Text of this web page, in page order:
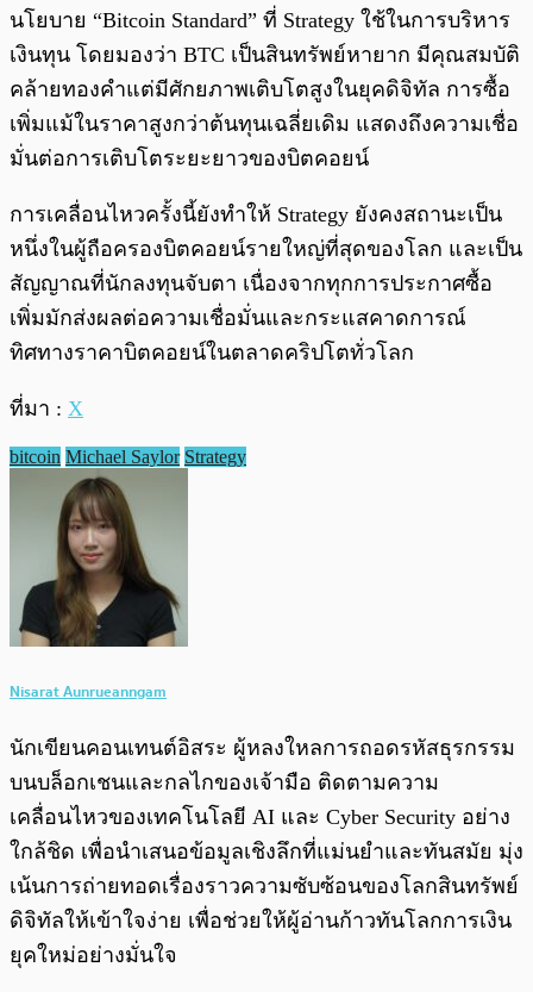
นโยบาย “Bitcoin Standard” ที่ Strategy ใช้ในการบริหาร
เงินทุน โดยมองว่า BTC เป็นสินทรัพย์หายาก มีคุณสมบัติ
คล้ายทองคำแต่มีศักยภาพเติบโตสูงในยุคดิจิทัล การซื้อ
เพิ่มแม้ในราคาสูงกว่าต้นทุนเฉลี่ยเดิม แสดงถึงความเชื่อ
มั่นต่อการเติบโตระยะยาวของบิตคอยน์
การเคลื่อนไหวครั้งนี้ยังทำให้ Strategy ยังคงสถานะเป็น
หนึ่งในผู้ถือครองบิตคอยน์รายใหญ่ที่สุดของโลก และเป็น
สัญญาณที่นักลงทุนจับตา เนื่องจากทุกการประกาศซื้อ
เพิ่มมักส่งผลต่อความเชื่อมั่นและกระแสคาดการณ์
ทิศทางราคาบิตคอยน์ในตลาดคริปโตทั่วโลก
ที่มา : X
bitcoin Michael Saylor Strategy
Nisarat Aunrueanngam
นักเขียนคอนเทนต์อิสระ ผู้หลงใหลการถอดรหัสธุรกรรม
บนบล็อกเชนและกลไกของเจ้ามือ ติดตามความ
เคลื่อนไหวของเทคโนโลยี AI และ Cyber Security อย่าง
ใกล้ชิด เพื่อนำเสนอข้อมูลเชิงลึกที่แม่นยำและทันสมัย มุ่ง
เน้นการถ่ายทอดเรื่องราวความซับซ้อนของโลกสินทรัพย์
ดิจิทัลให้เข้าใจง่าย เพื่อช่วยให้ผู้อ่านก้าวทันโลกการเงิน
ยุคใหม่อย่างมั่นใจ